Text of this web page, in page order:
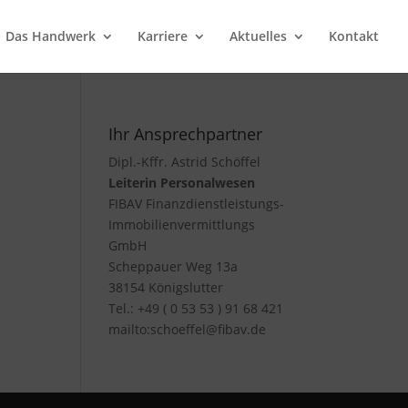
Das Handwerk Karriere Aktuelles Kontakt
Ihr Ansprechpartner
Dipl.-Kffr. Astrid Schöffel
Leiterin Personalwesen
FIBAV Finanzdienstleistungs-
Immobilienvermittlungs
GmbH
Scheppauer Weg 13a
38154 Königslutter
Tel.: +49 ( 0 53 53 ) 91 68 421
mailto:schoeffel@fibav.de